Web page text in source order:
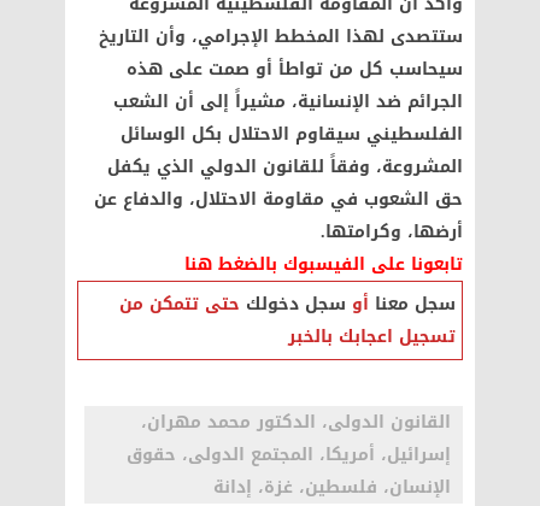
ستتصدى لهذا المخطط الإجرامي، وأن التاريخ
سيحاسب كل من تواطأ أو صمت على هذه
الجرائم ضد الإنسانية، مشيراً إلى أن الشعب
الفلسطيني سيقاوم الاحتلال بكل الوسائل
المشروعة، وفقاً للقانون الدولي الذي يكفل
حق الشعوب في مقاومة الاحتلال، والدفاع عن
أرضها، وكرامتها.
تابعونا على الفيسبوك بالضغط هنا
سجل معنا أو سجل دخولك حتى تتمكن من
تسجيل اعجابك بالخبر
القانون الدولى، الدكتور محمد مهران،
إسرائيل، أمريكا، المجتمع الدولى، حقوق
الإنسان، فلسطين، غزة، إدانة